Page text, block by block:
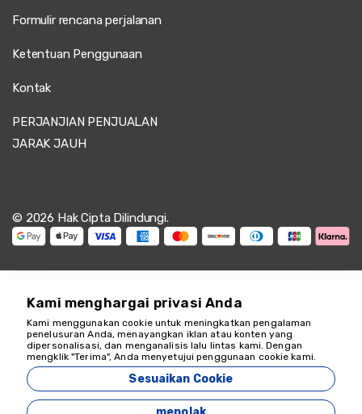
Formulir rencana perjalanan
Ketentuan Penggunaan
Kontak
PERJANJIAN PENJUALAN
JARAK JAUH
© 2026 Hak Cipta Dilindungi.
18349
Zeyvona Travel - 18349
Kami menghargai privasi Anda
Kami menggunakan cookie untuk meningkatkan pengalaman
penelusuran Anda, menayangkan iklan atau konten yang
dipersonalisasi, dan menganalisis lalu lintas kami. Dengan
mengklik "Terima", Anda menyetujui penggunaan cookie kami.
Sesuaikan Cookie
Kami siap membantu